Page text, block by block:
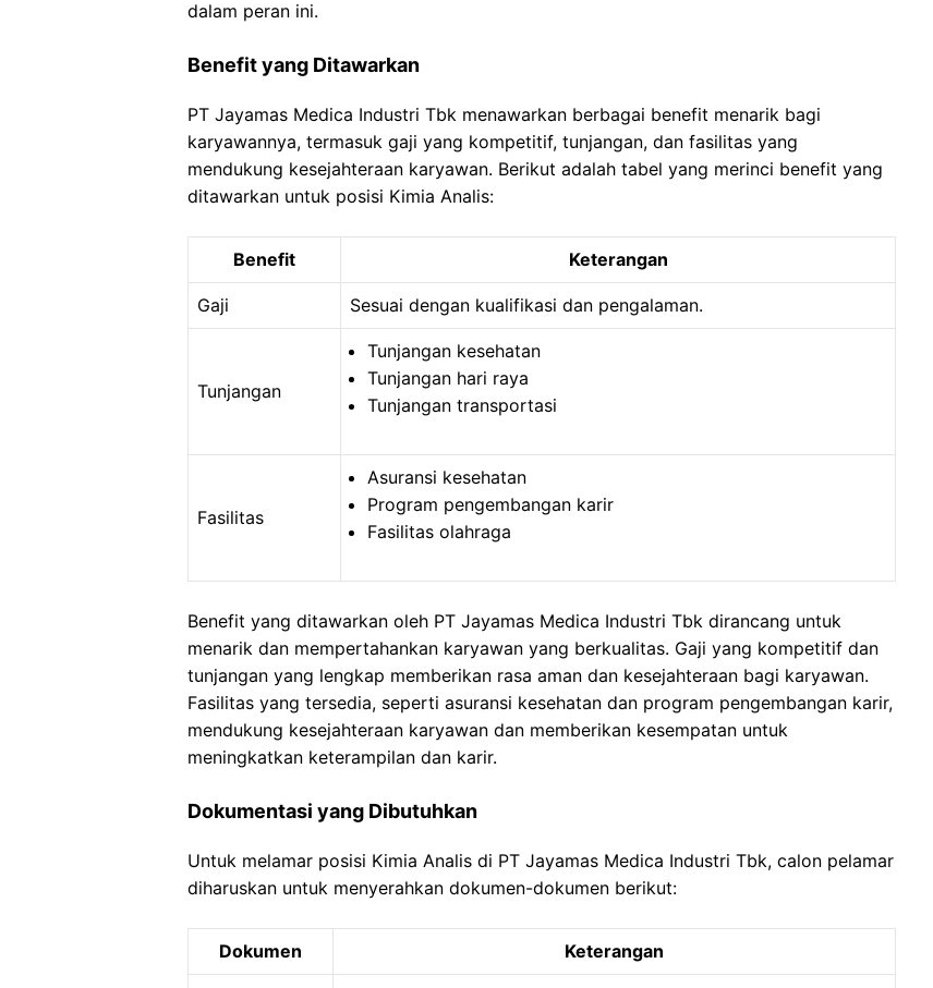
dalam peran ini.
Benefit yang Ditawarkan
PT Jayamas Medica Industri Tbk menawarkan berbagai benefit menarik bagi
karyawannya, termasuk gaji yang kompetitif, tunjangan, dan fasilitas yang
mendukung kesejahteraan karyawan. Berikut adalah tabel yang merinci benefit yang
ditawarkan untuk posisi Kimia Analis:
Benefit Keterangan
Gaji Sesuai dengan kualifikasi dan pengalaman.
Tunjangan
Tunjangan kesehatan
Tunjangan hari raya
Tunjangan transportasi
Fasilitas
Asuransi kesehatan
Program pengembangan karir
Fasilitas olahraga
Benefit yang ditawarkan oleh PT Jayamas Medica Industri Tbk dirancang untuk
menarik dan mempertahankan karyawan yang berkualitas. Gaji yang kompetitif dan
tunjangan yang lengkap memberikan rasa aman dan kesejahteraan bagi karyawan.
Fasilitas yang tersedia, seperti asuransi kesehatan dan program pengembangan karir,
mendukung kesejahteraan karyawan dan memberikan kesempatan untuk
meningkatkan keterampilan dan karir.
Dokumentasi yang Dibutuhkan
Untuk melamar posisi Kimia Analis di PT Jayamas Medica Industri Tbk, calon pelamar
diharuskan untuk menyerahkan dokumen-dokumen berikut:
Dokumen Keterangan